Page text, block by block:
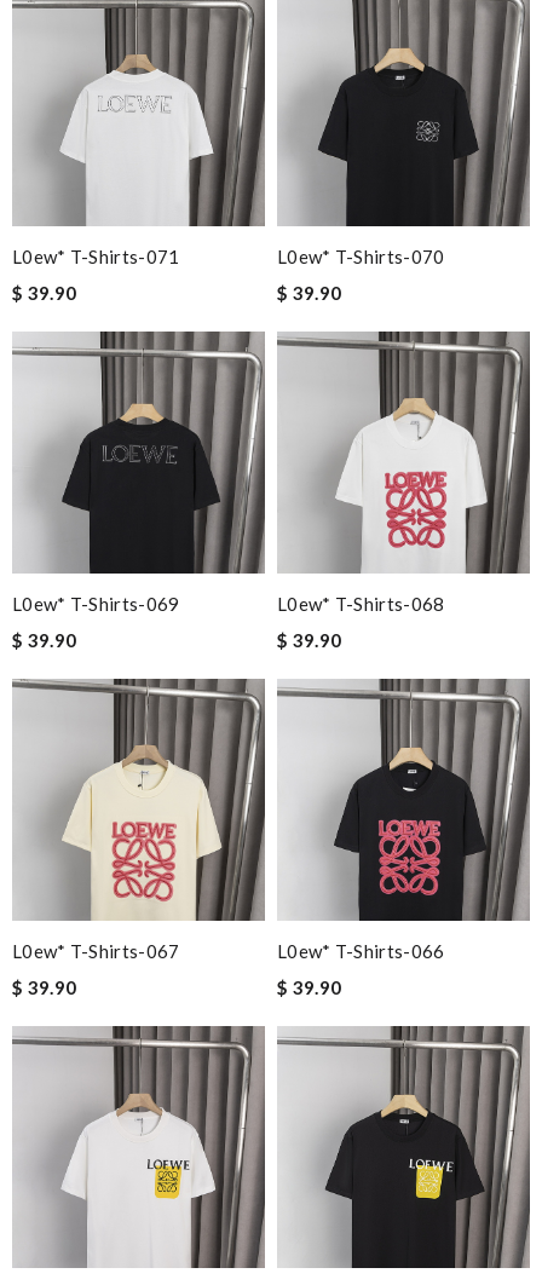
L0ew* T-Shirts-071
$ 39.90
L0ew* T-Shirts-070
$ 39.90
L0ew* T-Shirts-069
$ 39.90
L0ew* T-Shirts-068
$ 39.90
L0ew* T-Shirts-067
$ 39.90
L0ew* T-Shirts-066
$ 39.90